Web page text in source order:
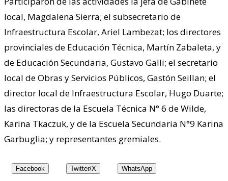
local, Magdalena Sierra; el subsecretario de
Infraestructura Escolar, Ariel Lambezat; los directores
provinciales de Educación Técnica, Martín Zabaleta, y
de Educación Secundaria, Gustavo Galli; el secretario
local de Obras y Servicios Públicos, Gastón Seillan; el
director local de Infraestructura Escolar, Hugo Duarte;
las directoras de la Escuela Técnica N° 6 de Wilde,
Karina Tkaczuk, y de la Escuela Secundaria N°9 Karina
Garbuglia; y representantes gremiales.
Facebook Twitter/X WhatsApp